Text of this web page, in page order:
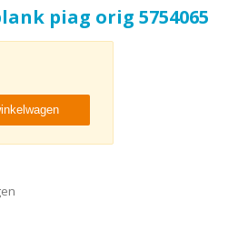
piag orig 5754065